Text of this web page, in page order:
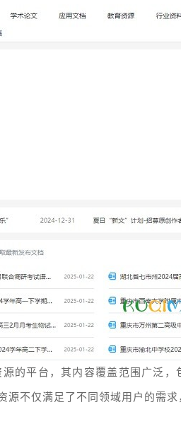
的平台，其内容覆盖范围广泛
源不仅满足了不同领域用户的需